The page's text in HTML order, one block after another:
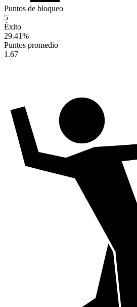
Puntos de bloqueo
5
Éxito
29.41%
Puntos promedio
1.67